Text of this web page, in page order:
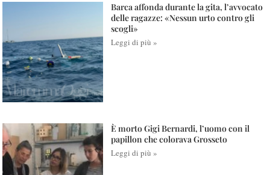
Barca affonda durante la gita, l’avvocato
delle ragazze: «Nessun urto contro gli
scogli»
Leggi di più »
È morto Gigi Bernardi, l’uomo con il
papillon che colorava Grosseto
Leggi di più »